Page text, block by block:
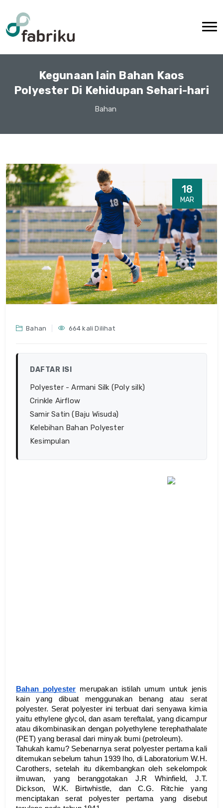
Kegunaan lain Bahan Kaos
Polyester Di Kehidupan Sehari-hari
Bahan
18
MAR
Bahan 664 kali Dilihat
DAFTAR ISI
Polyester - Armani Silk (Poly silk)
Crinkle Airflow
Samir Satin (Baju Wisuda)
Kelebihan Bahan Polyester
Kesimpulan
Bahan polyester merupakan istilah umum untuk jenis
kain yang dibuat menggunakan benang atau serat
polyester. Serat polyester ini terbuat dari senyawa kimia
yaitu ethylene glycol, dan asam tereftalat, yang dicampur
atau dikombinasikan dengan polyethylene terephathalate
(PET) yang berasal dari minyak bumi (petroleum).
Tahukah kamu? Sebenarnya serat polyester pertama kali
ditemukan sebelum tahun 1939 lho, di Laboratorium W.H.
Carothers, setelah itu dikembangkan oleh sekelompok
ilmuwan, yang beranggotakan J.R Whinfield, J.T.
Dickson, W.K. Birtwhistle, dan C.G. Ritchie yang
menciptakan serat polyester pertama yang disebut